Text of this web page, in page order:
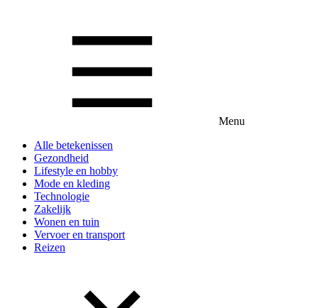
Menu
Alle betekenissen
Gezondheid
Lifestyle en hobby
Mode en kleding
Technologie
Zakelijk
Wonen en tuin
Vervoer en transport
Reizen